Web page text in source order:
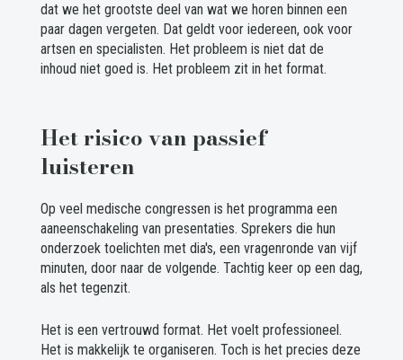
dat we het grootste deel van wat we horen binnen een
paar dagen vergeten. Dat geldt voor iedereen, ook voor
artsen en specialisten. Het probleem is niet dat de
inhoud niet goed is. Het probleem zit in het format.
Het risico van passief
luisteren
Op veel medische congressen is het programma een
aaneenschakeling van presentaties. Sprekers die hun
onderzoek toelichten met dia's, een vragenronde van vijf
minuten, door naar de volgende. Tachtig keer op een dag,
als het tegenzit.
Het is een vertrouwd format. Het voelt professioneel.
Het is makkelijk te organiseren. Toch is het precies deze